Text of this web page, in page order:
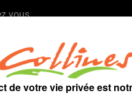
vous
sera mis en service fin 2026
fête ses 80 ans autour d'une
au Gaec Légumes and Co.
animé dans les salles de
de votre vie privée est